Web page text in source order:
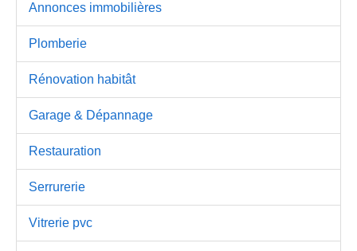
Annonces immobilières
Plomberie
Rénovation habitât
Garage & Dépannage
Restauration
Serrurerie
Vitrerie pvc